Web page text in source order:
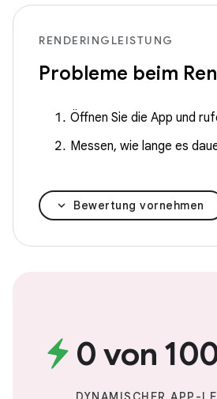
RENDERINGLEISTUNG
Probleme beim
Öffnen Sie die App und
Messen, wie lange es
Bewertung vornehmen
0 von